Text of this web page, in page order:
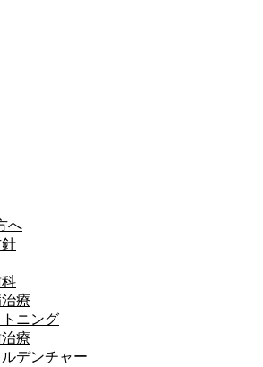
へ
療
ニング
療
ルデンチャー